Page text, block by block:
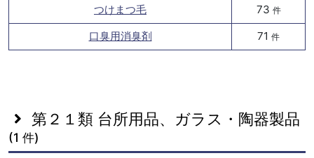
つけまつ毛 73 件
口臭用消臭剤 71 件
第２１類 台所用品、ガラス・陶器製品
(1 件)